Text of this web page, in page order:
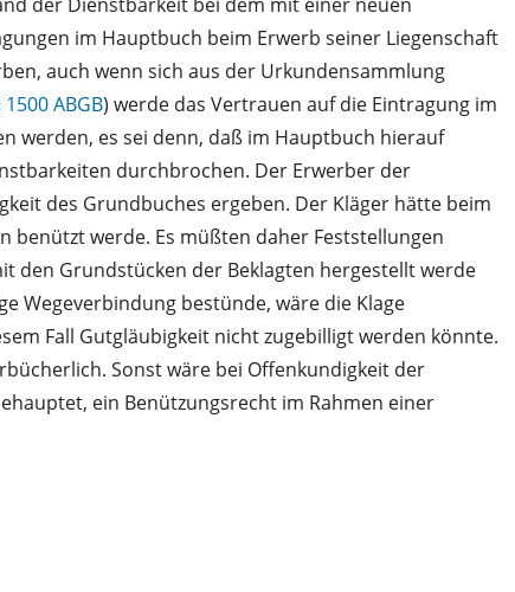
im Hauptbuch beim Erwerb seiner Liegenschaft
auch wenn sich aus der Urkundensammlung
1500 ABGB) werde das Vertrauen auf die Eintragung im
werden, es sei denn, daß im Hauptbuch hierauf
durchbrochen. Der Erwerber der
des Grundbuches ergeben. Der Kläger hätte beim
werde. Es müßten daher Feststellungen
den Grundstücken der Beklagten hergestellt werde
Wegeverbindung bestünde, wäre die Klage
Fall Gutgläubigkeit nicht zugebilligt werden könnte.
Sonst wäre bei Offenkundigkeit der
ein Benützungsrecht im Rahmen einer